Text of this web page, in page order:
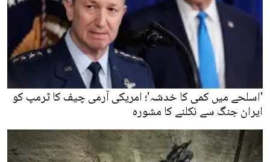
'اسلحے میں کمی کا خدشہ'؛ امریکی آرمی چیف کا ٹرمپ کو
ایران جنگ سے نکلنے کا مشورہ